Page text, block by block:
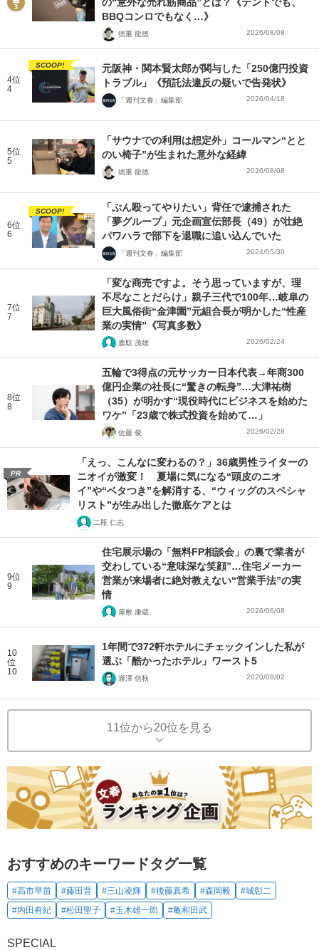
BBQコンロでもなく…》
徳重 龍徳 2026/08/08
4位
4
SCOOP!
元阪神・関本賢太郎が関与した「250億円投資
トラブル」《預託法違反の疑いで告発状》
「週刊文春」編集部 2026/04/18
5位
5
「サウナでの利用は想定外」コールマン“とと
のい椅子”が生まれた意外な経緯
徳重 龍徳 2026/08/08
6位
6
SCOOP!
「ぶん殴ってやりたい」背任で逮捕された
「夢グループ」元企画宣伝部長（49）が壮絶
パワハラで部下を退職に追い込んでいた
「週刊文春」編集部 2024/05/30
7位
7
「変な商売ですよ。そう思っていますが、理
不尽なことだらけ」親子三代で100年…岐阜の
巨大風俗街“金津園”元組合長が明かした“性産
業の実情”《写真多数》
鹿取 茂雄 2026/02/24
8位
8
五輪で3得点の元サッカー日本代表→年商300
億円企業の社長に“驚きの転身”…大津祐樹
（35）が明かす“現役時代にビジネスを始めた
ワケ”「23歳で株式投資を始めて…」
佐藤 俊 2026/02/28
PR
「えっ、こんなに変わるの？」36歳男性ライターの
ニオイが激変！ 夏場に気になる“頭皮のニオ
イ”や“ベタつき”を解消する、“ウィッグのスペシャ
リスト”が生み出した徹底ケアとは
二瓶 仁志
9位
9
住宅展示場の「無料FP相談会」の裏で業者が
交わしている“意味深な笑顔”…住宅メーカー
営業が来場者に絶対教えない“営業手法”の実
情
屋敷 康蔵 2026/06/08
10
位
10
1年間で372軒ホテルにチェックインした私が
選ぶ「酷かったホテル」ワースト5
瀧澤 信秋 2020/08/02
11位から20位を見る
おすすめのキーワードタグ一覧
#高市早苗 #藤田晋 #三山凌輝 #後藤真希 #森岡毅
#城彰二
#内田有紀
#松田聖子 #玉木雄一郎 #亀和田武
SPECIAL